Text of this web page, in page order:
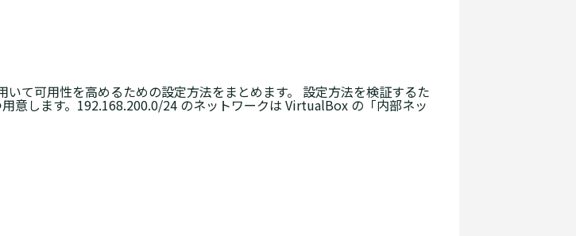
て可用性を高めるための設定方法をまとめます。 設定方法を検証するた
意します。192.168.200.0/24 のネットワークは VirtualBox の「内部ネッ